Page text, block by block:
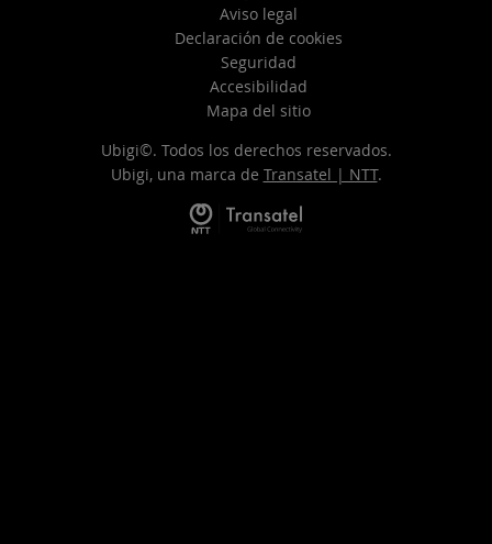
Aviso legal
Declaración de cookies
Seguridad
Accesibilidad
Mapa del sitio
Ubigi©. Todos los derechos reservados.
Ubigi, una marca de Transatel | NTT.